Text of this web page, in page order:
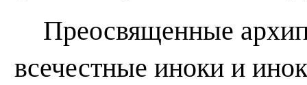
Преосвященные
всечестные иноки и